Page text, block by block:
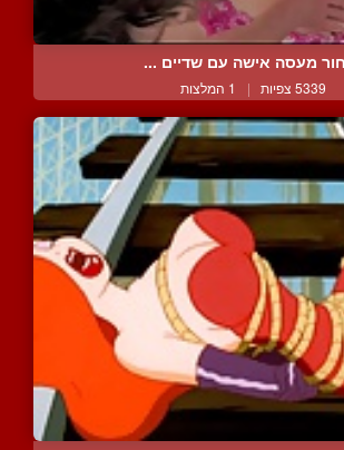
מעסה אישה עם שדיים ...
5339 צפיות | 1 המלצות